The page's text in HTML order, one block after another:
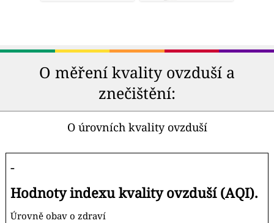
O měření kvality ovzduší a
znečištění:
O úrovních kvality ovzduší
-
Hodnoty indexu kvality ovzduší (AQI).
Úrovně obav o zdraví